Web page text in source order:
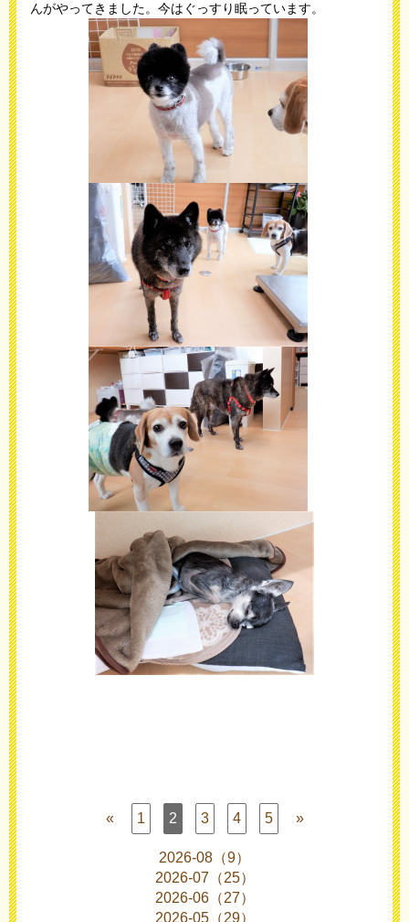
んがやってきました。今はぐっすり眠っています。
« 1 2 3 4 5 »
2026-08（9）
2026-07（25）
2026-06（27）
2026-05（29）